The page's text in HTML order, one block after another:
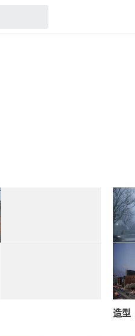
造型